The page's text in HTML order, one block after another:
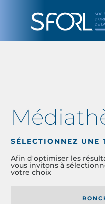
SÉLECTIONNEZ UNE
Afin d'optimiser les
vous invitons à
votre choix